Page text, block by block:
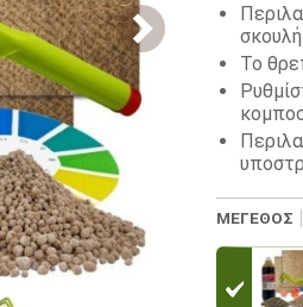
Το
ΜΕΓΕΘΟΣ